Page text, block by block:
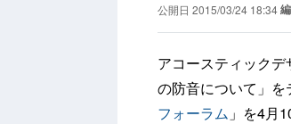
公開日 2015/03/24 18:34
アコースティック
の防音について」
フォーラム 」を4月